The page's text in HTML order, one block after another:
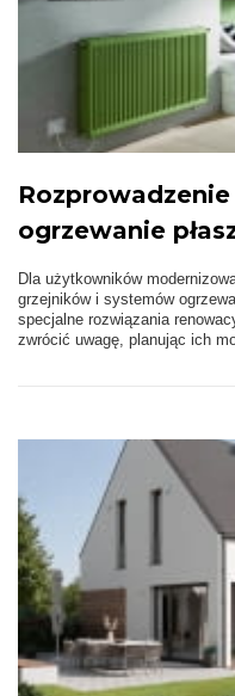
ogrzewanie
Dla użytkowników
grzejników i systemów
specjalne rozwiązania
zwrócić uwagę, planując ich